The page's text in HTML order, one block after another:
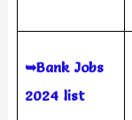
➥Bank Jobs
2024 list